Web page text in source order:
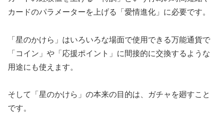
カードのパラメーターを上げる「愛情進化」に必要です。
「星のかけら」はいろいろな場面で使用できる万能通貨で
「コイン」や「応援ポイント」に間接的に交換するような
用途にも使えます。
そして「星のかけら」の本来の目的は、ガチャを廻すこと
です。